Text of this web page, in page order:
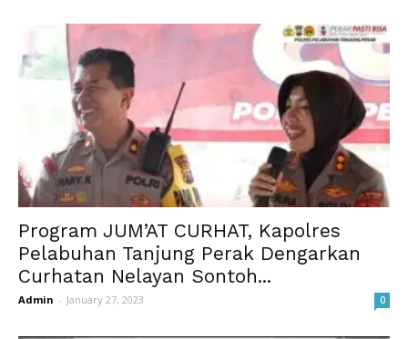
Program JUM’AT CURHAT, Kapolres
Pelabuhan Tanjung Perak Dengarkan
Curhatan Nelayan Sontoh...
Admin - January 27, 2023 0